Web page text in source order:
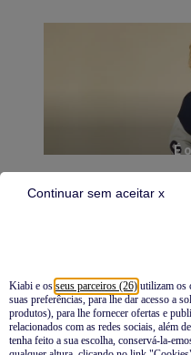
Kiabi e os seus parceiros (26) utilizam os
suas preferências, para lhe dar acesso a
produtos), para lhe fornecer ofertas e
relacionados com as redes sociais, além
tenha feito a sua escolha, conservá-la-
Continuar sem aceitar x
É
Novidades